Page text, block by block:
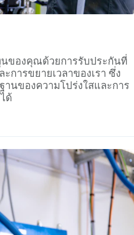
นของคุณด้วยการรับประกันที่
การขยายเวลาของเรา ซึ่ง
นของความโปร่งใสและการ
ด้